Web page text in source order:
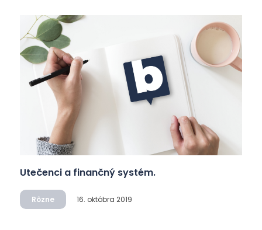
Utečenci a finančný systém.
Rôzne 16. októbra 2019